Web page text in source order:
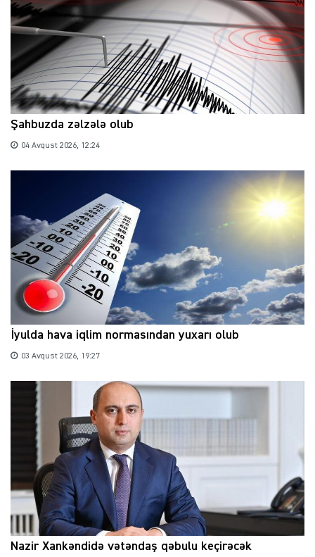
Şahbuzda zəlzələ olub
04 Avqust 2026, 12:24
İyulda hava iqlim normasından yuxarı olub
03 Avqust 2026, 19:27
Nazir Xankəndidə vətəndaş qəbulu keçirəcək